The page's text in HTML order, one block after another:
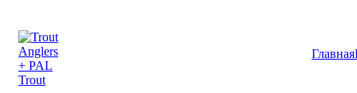
Главная